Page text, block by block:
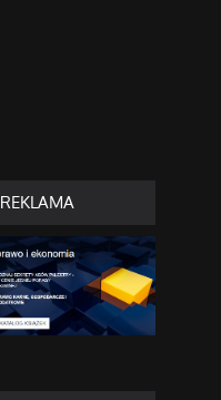
REKLAMA